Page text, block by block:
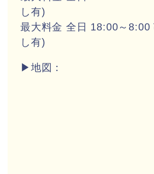
し有)
最大料金 全日 18:00～8:00
し有)
▶地図：